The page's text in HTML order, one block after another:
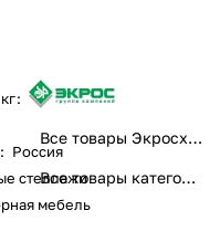
: 320
: Россия
стеллажи
мебель
Все товары Экросхим
Все товары категории